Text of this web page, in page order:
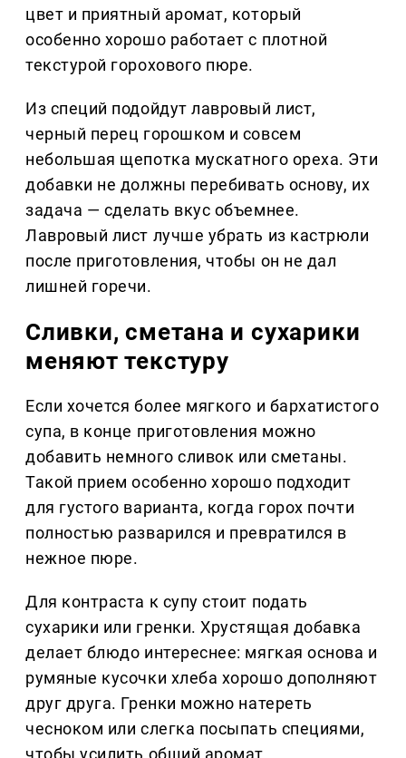
цвет и приятный аромат, который
особенно хорошо работает с плотной
текстурой горохового пюре.
Из специй подойдут лавровый лист,
черный перец горошком и совсем
небольшая щепотка мускатного ореха. Эти
добавки не должны перебивать основу, их
задача — сделать вкус объемнее.
Лавровый лист лучше убрать из кастрюли
после приготовления, чтобы он не дал
лишней горечи.
Сливки, сметана и сухарики
меняют текстуру
Если хочется более мягкого и бархатистого
супа, в конце приготовления можно
добавить немного сливок или сметаны.
Такой прием особенно хорошо подходит
для густого варианта, когда горох почти
полностью разварился и превратился в
нежное пюре.
Для контраста к супу стоит подать
сухарики или гренки. Хрустящая добавка
делает блюдо интереснее: мягкая основа и
румяные кусочки хлеба хорошо дополняют
друг друга. Гренки можно натереть
чесноком или слегка посыпать специями,